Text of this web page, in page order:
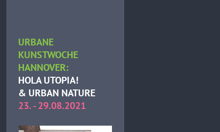
URBANE
KUNSTWOCHE
HANNOVER:
HOLA UTOPIA!
& URBAN NATURE
23. - 29.08.2021